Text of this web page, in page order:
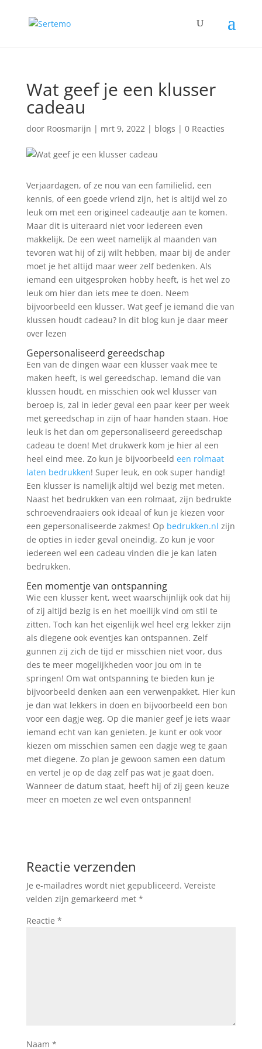
Wat geef je een klusser
cadeau
door Roosmarijn | mrt 9, 2022| blogs | 0 Reacties
Verjaardagen, of ze nou van een familielid, een
kennis, of een goede vriend zijn, het is altijd wel zo
leuk om met een origineel cadeautje aan te komen.
Maar dit is uiteraard niet voor iedereen even
makkelijk. De een weet namelijk al maanden van
tevoren wat hij of zij wilt hebben, maar bij de ander
moet je het altijd maar weer zelf bedenken. Als
iemand een uitgesproken hobby heeft, is het wel zo
leuk om hier dan iets mee te doen. Neem
bijvoorbeeld een klusser. Wat geef je iemand die van
klussen houdt cadeau? In dit blog kun je daar meer
over lezen
Gepersonaliseerd gereedschap
Een van de dingen waar een klusser vaak mee te
maken heeft, is wel gereedschap. Iemand die van
klussen houdt, en misschien ook wel klusser van
beroep is, zal in ieder geval een paar keer per week
met gereedschap in zijn of haar handen staan. Hoe
leuk is het dan om gepersonaliseerd gereedschap
cadeau te doen! Met drukwerk kom je hier al een
heel eind mee. Zo kun je bijvoorbeeld een rolmaat
laten bedrukken! Super leuk, en ook super handig!
Een klusser is namelijk altijd wel bezig met meten.
Naast het bedrukken van een rolmaat, zijn bedrukte
schroevendraaiers ook ideaal of kun je kiezen voor
een gepersonaliseerde zakmes! Op bedrukken.nl zijn
de opties in ieder geval oneindig. Zo kun je voor
iedereen wel een cadeau vinden die je kan laten
bedrukken.
Een momentje van ontspanning
Wie een klusser kent, weet waarschijnlijk ook dat hij
of zij altijd bezig is en het moeilijk vind om stil te
zitten. Toch kan het eigenlijk wel heel erg lekker zijn
als diegene ook eventjes kan ontspannen. Zelf
gunnen zij zich de tijd er misschien niet voor, dus
des te meer mogelijkheden voor jou om in te
springen! Om wat ontspanning te bieden kun je
bijvoorbeeld denken aan een verwenpakket. Hier kun
je dan wat lekkers in doen en bijvoorbeeld een bon
voor een dagje weg. Op die manier geef je iets waar
iemand echt van kan genieten. Je kunt er ook voor
kiezen om misschien samen een dagje weg te gaan
met diegene. Zo plan je gewoon samen een datum
en vertel je op de dag zelf pas wat je gaat doen.
Wanneer de datum staat, heeft hij of zij geen keuze
meer en moeten ze wel even ontspannen!
Reactie verzenden
Je e-mailadres wordt niet gepubliceerd. Vereiste
velden zijn gemarkeerd met *
Reactie *
Naam *